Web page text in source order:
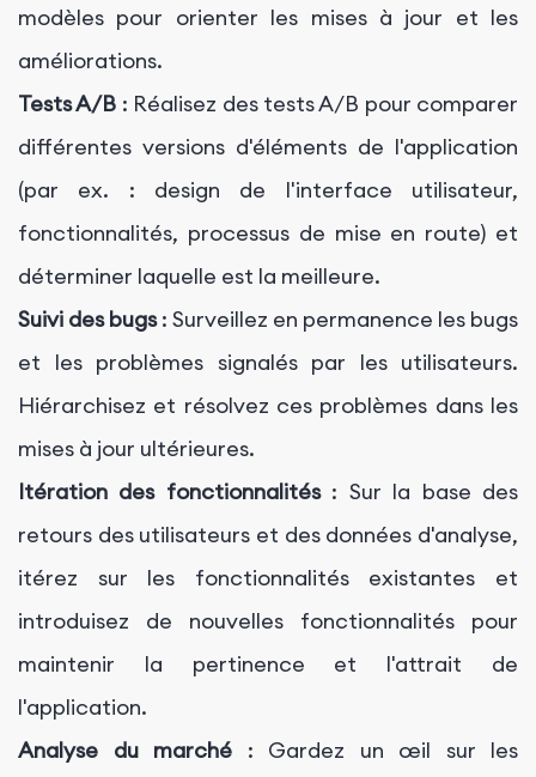
modèles pour orienter les mises à jour et les
améliorations.
Tests A/B : Réalisez des tests A/B pour comparer
différentes versions d'éléments de l'application
(par ex. : design de l'interface utilisateur,
fonctionnalités, processus de mise en route) et
déterminer laquelle est la meilleure.
Suivi des bugs: Surveillez en permanence les bugs
et les problèmes signalés par les utilisateurs.
Hiérarchisez et résolvez ces problèmes dans les
mises à jour ultérieures.
Itération des fonctionnalités: Sur la base des
retours des utilisateurs et des données d'analyse,
itérez sur les fonctionnalités existantes et
introduisez de nouvelles fonctionnalités pour
maintenir la pertinence et l'attrait de
l'application.
Analyse du marché : Gardez un œil sur les